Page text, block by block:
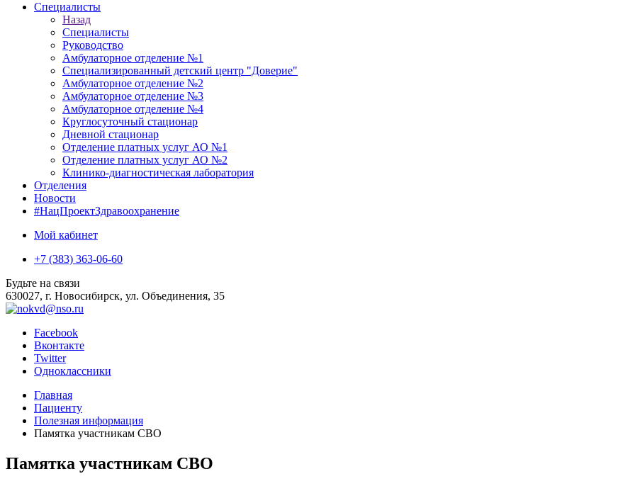
Специалисты
Назад
Специалисты
Руководство
Амбулаторное отделение №1
Специализированный детский центр "Доверие"
Амбулаторное отделение №2
Амбулаторное отделение №3
Амбулаторное отделение №4
Круглосуточный стационар
Дневной стационар
Отделение платных услуг АО №1
Отделение платных услуг АО №2
Клинико-диагностическая лаборатория
Отделения
Новости
#НацПроектЗдравоохранение
Мой кабинет
+7 (383) 363-06-60
Будьте на связи
630027, г. Новосибирск, ул. Объединения, 35
Facebook
Вконтакте
Twitter
Одноклассники
Главная
Пациенту
Полезная информация
Памятка участникам СВО
Памятка участникам СВО